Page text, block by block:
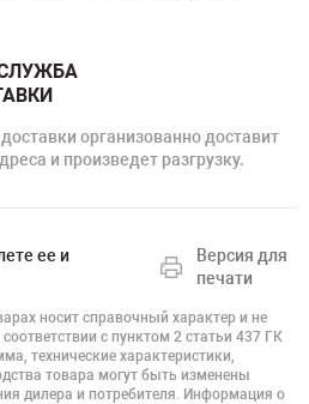
организованно доставит
и произведет разгрузку.
ее и
Версия для
печати
носит справочный характер и не
с пунктом 2 статьи 437 ГК
технические характеристики,
товара могут быть изменены
дилера и потребителя. Информация о